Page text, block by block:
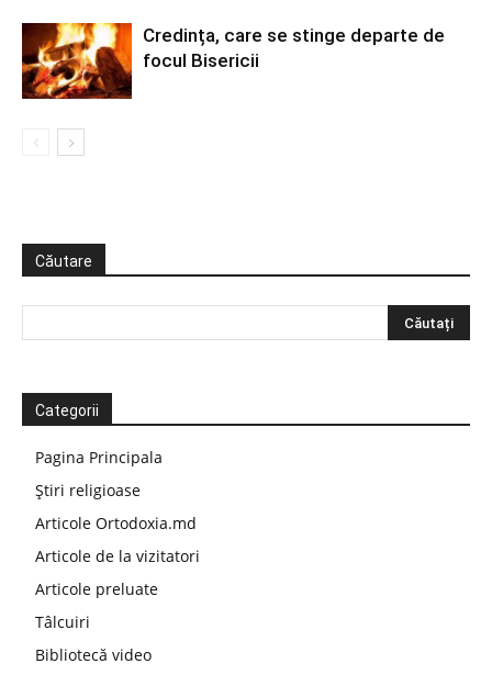
Credința, care se stinge departe de
focul Bisericii
Căutare
Categorii
Pagina Principala
Știri religioase
Articole Ortodoxia.md
Articole de la vizitatori
Articole preluate
Tâlcuiri
Bibliotecă video